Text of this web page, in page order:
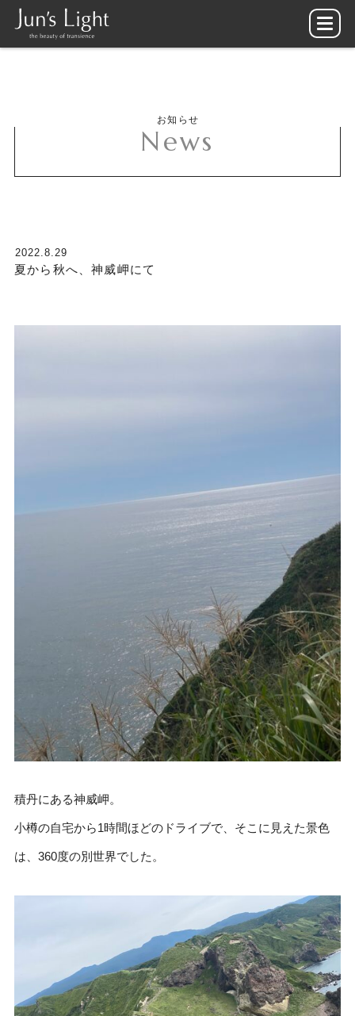
お知らせ
News
2022.8.29
夏から秋へ、神威岬にて
積丹にある神威岬。
小樽の自宅から1時間ほどのドライブで、そこに見えた景色
は、360度の別世界でした。